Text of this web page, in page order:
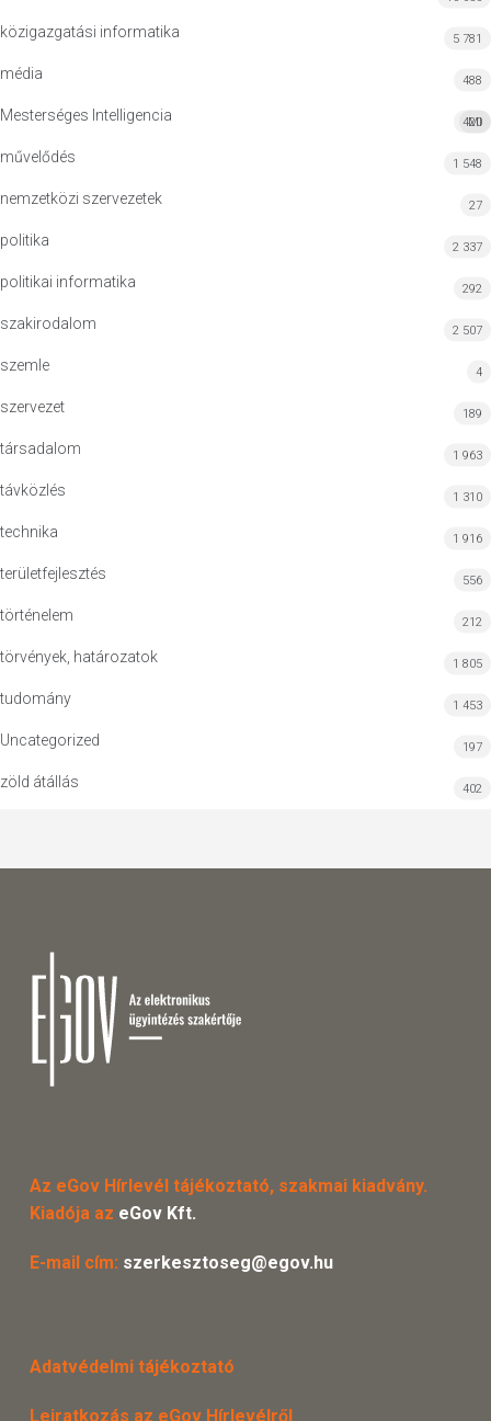
közigazgatási informatika 5 781
média 488
Mesterséges Intelligencia MI
420
művelődés 1 548
nemzetközi szervezetek 27
politika 2 337
politikai informatika 292
szakirodalom 2 507
szemle 4
szervezet 189
társadalom 1 963
távközlés 1 310
technika 1 916
területfejlesztés 556
történelem 212
törvények, határozatok 1 805
tudomány 1 453
Uncategorized 197
zöld átállás 402
Az eGov Hírlevél tájékoztató, szakmai kiadvány.
Kiadója az eGov Kft.
E-mail cím: szerkesztoseg@egov.hu
Adatvédelmi tájékoztató
Leiratkozás az eGov Hírlevélről